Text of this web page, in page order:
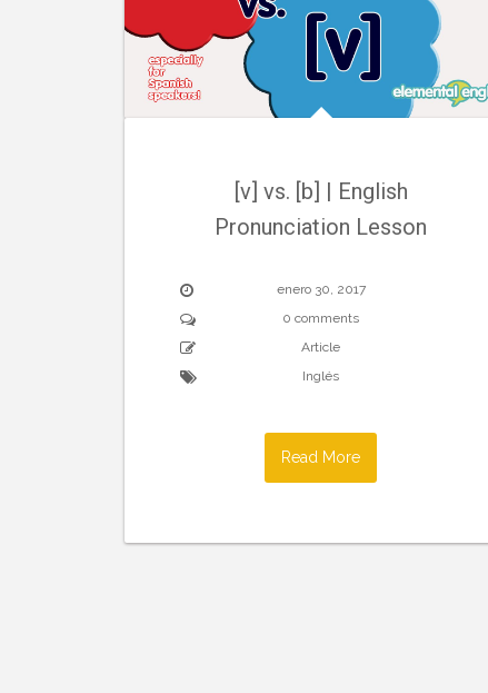
[v] vs. [b] | English
Pronunciation Lesson
enero 30, 2017
0 comments
Article
Inglés
Read More